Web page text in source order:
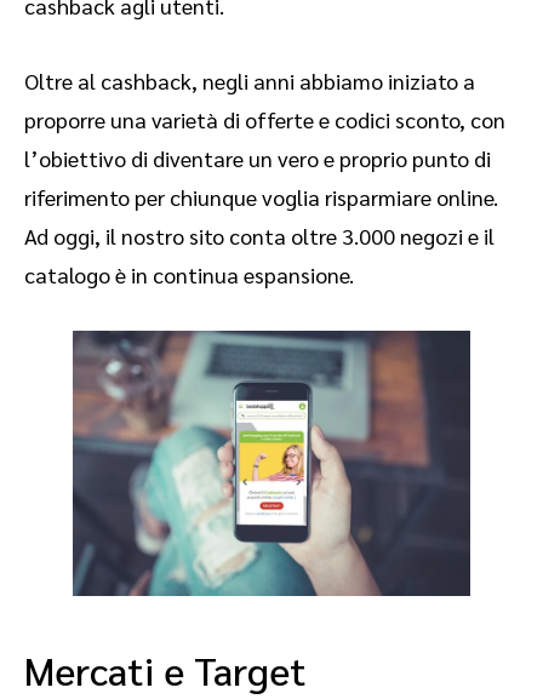
cashback agli utenti.
Oltre al cashback, negli anni abbiamo iniziato a
proporre una varietà di offerte e codici sconto, con
l’obiettivo di diventare un vero e proprio punto di
riferimento per chiunque voglia risparmiare online.
Ad oggi, il nostro sito conta oltre 3.000 negozi e il
catalogo è in continua espansione.
Mercati e Target